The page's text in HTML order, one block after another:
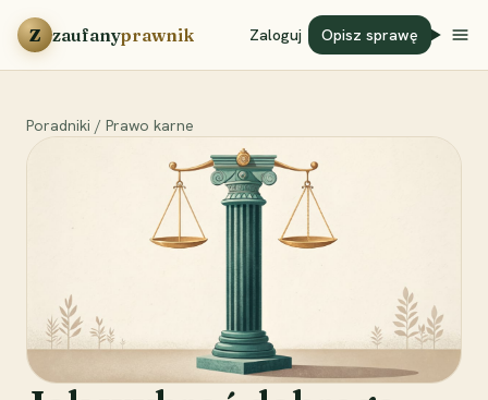
Przejdź do treści
Z zaufanyprawnik Zaloguj Opisz sprawę
Poradniki / Prawo karne